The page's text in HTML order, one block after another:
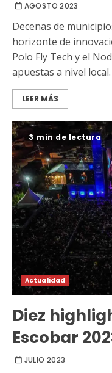
AGOSTO 2023
Decenas de
horizonte de
Polo Fly Tech y el
apuestas a nivel local.
LEER MÁS
3 min de lectura
Actualidad
Diez
Escobar
JULIO 2023